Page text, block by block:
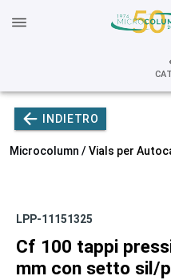
INDIETRO
Microcolumn / Vials per
LPP-11151325
Cf 100 tappi
mm con setto sil/